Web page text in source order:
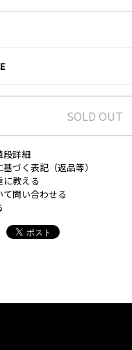
SOLD OUT
段詳細
づく表記（返品等）
に教える
問い合わせる